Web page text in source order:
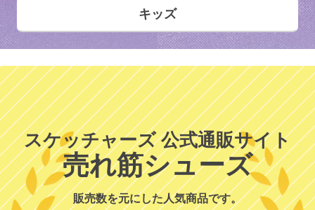
キッズ
スケッチャーズ 公式通販サイト
売れ筋シューズ
販売数を元にした人気商品です。